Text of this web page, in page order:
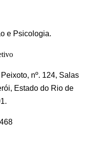
e Psicologia.
nº. 124, Salas
Estado do Rio de